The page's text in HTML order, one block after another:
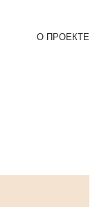
О ПРОЕКТЕ